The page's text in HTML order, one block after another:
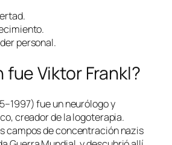
personal.
fue Viktor Frankl?
fue un neurólogo y
creador de la logoterapia.
campos de concentración nazis